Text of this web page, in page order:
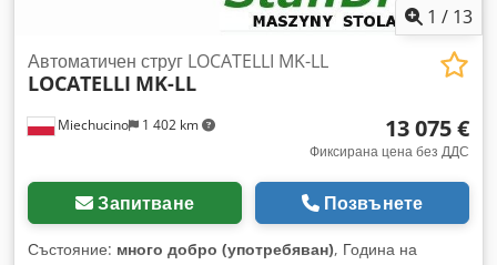
1 / 13
Miechucino 1 402 km
Автоматичен струг LOCATELLI MK-LL
LOCATELLI MK-LL
13 075 €
Фиксирана цена без ДДС
Запитване Позвънете
Състояние: много добро (употребяван), Година на